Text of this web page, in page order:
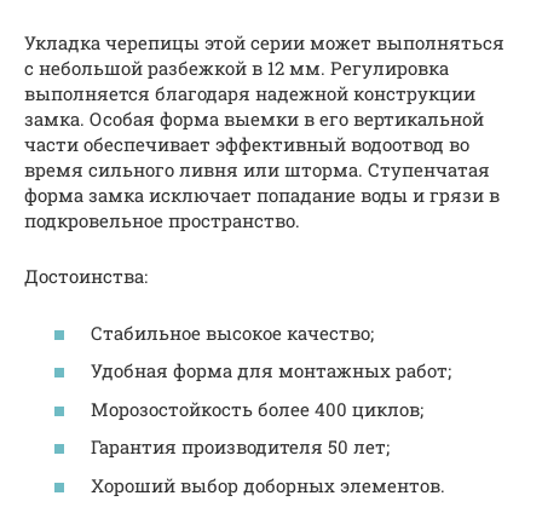
Укладка черепицы этой серии может выполняться
с небольшой разбежкой в 12 мм. Регулировка
выполняется благодаря надежной конструкции
замка. Особая форма выемки в его вертикальной
части обеспечивает эффективный водоотвод во
время сильного ливня или шторма. Ступенчатая
форма замка исключает попадание воды и грязи в
подкровельное пространство.
Достоинства:
Стабильное высокое качество;
Удобная форма для монтажных работ;
Морозостойкость более 400 циклов;
Гарантия производителя 50 лет;
Хороший выбор доборных элементов.